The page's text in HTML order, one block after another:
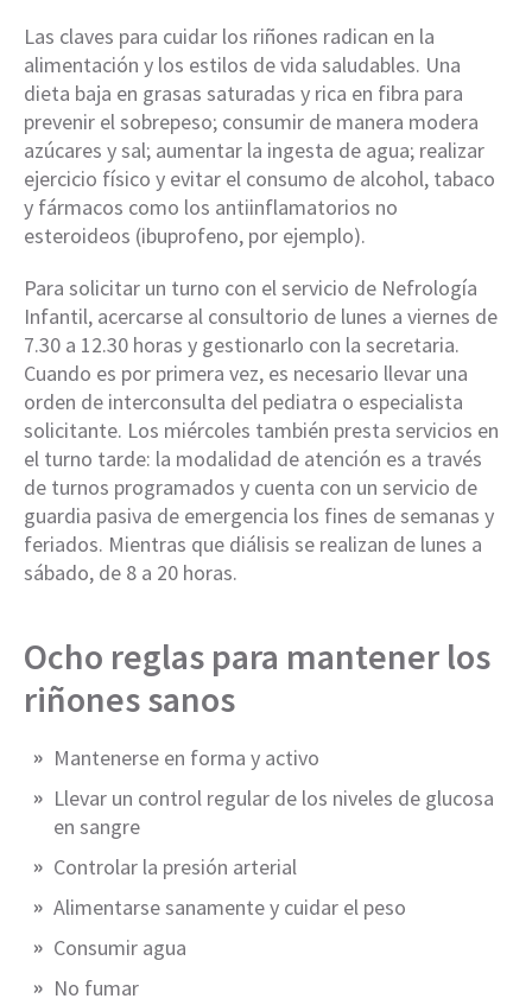
Las claves para cuidar los riñones radican en la
alimentación y los estilos de vida saludables. Una
dieta baja en grasas saturadas y rica en fibra para
prevenir el sobrepeso; consumir de manera modera
azúcares y sal; aumentar la ingesta de agua; realizar
ejercicio físico y evitar el consumo de alcohol, tabaco
y fármacos como los antiinflamatorios no
esteroideos (ibuprofeno, por ejemplo).
Para solicitar un turno con el servicio de Nefrología
Infantil, acercarse al consultorio de lunes a viernes de
7.30 a 12.30 horas y gestionarlo con la secretaria.
Cuando es por primera vez, es necesario llevar una
orden de interconsulta del pediatra o especialista
solicitante. Los miércoles también presta servicios en
el turno tarde: la modalidad de atención es a través
de turnos programados y cuenta con un servicio de
guardia pasiva de emergencia los fines de semanas y
feriados. Mientras que diálisis se realizan de lunes a
sábado, de 8 a 20 horas.
Ocho reglas para mantener los
riñones sanos
Mantenerse en forma y activo
Llevar un control regular de los niveles de glucosa
en sangre
Controlar la presión arterial
Alimentarse sanamente y cuidar el peso
Consumir agua
No fumar